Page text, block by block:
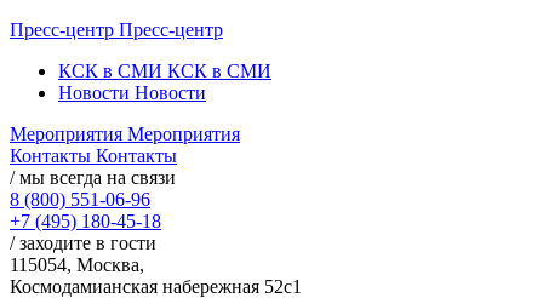
Пресс-центр Пресс-центр
КСК в СМИ КСК в СМИ
Новости Новости
Мероприятия Мероприятия
Контакты Контакты
/ мы всегда на связи
8 (800) 551-06-96
+7 (495) 180-45-18
/ заходите в гости
115054, Москва,
Космодамианская набережная 52с1